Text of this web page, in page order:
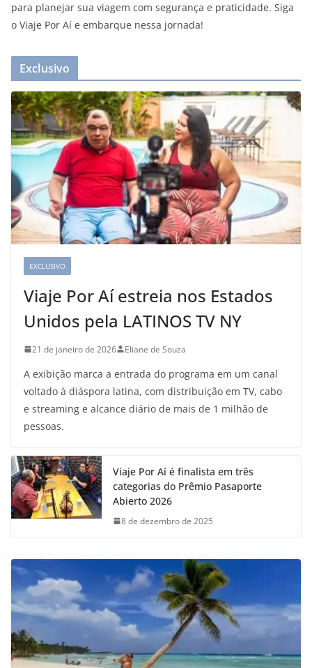
para planejar sua viagem com segurança e praticidade. Siga
o Viaje Por Aí e embarque nessa jornada!
Exclusivo
EXCLUSIVO
Viaje Por Aí estreia nos Estados
Unidos pela LATINOS TV NY
21 de janeiro de 2026 Eliane de Souza
A exibição marca a entrada do programa em um canal
voltado à diáspora latina, com distribuição em TV, cabo
e streaming e alcance diário de mais de 1 milhão de
pessoas.
Viaje Por Aí é finalista em três
categorias do Prêmio Pasaporte
Abierto 2026
8 de dezembro de 2025